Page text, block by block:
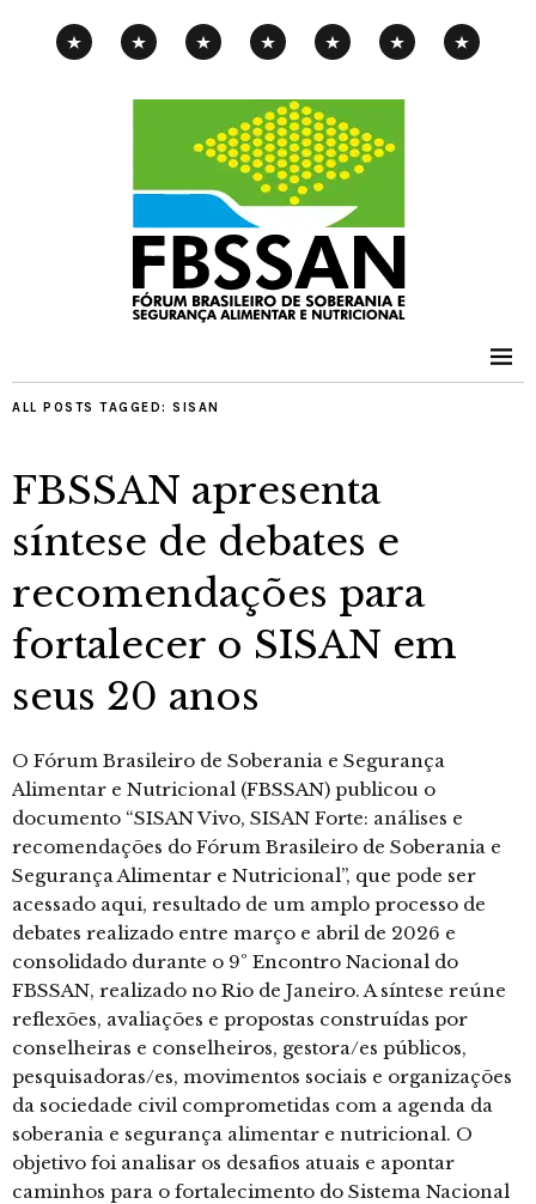
ALL POSTS TAGGED: SISAN
FBSSAN apresenta
síntese de debates e
recomendações para
fortalecer o SISAN em
seus 20 anos
O Fórum Brasileiro de Soberania e Segurança
Alimentar e Nutricional (FBSSAN) publicou o
documento “SISAN Vivo, SISAN Forte: análises e
recomendações do Fórum Brasileiro de Soberania e
Segurança Alimentar e Nutricional”, que pode ser
acessado aqui, resultado de um amplo processo de
debates realizado entre março e abril de 2026 e
consolidado durante o 9º Encontro Nacional do
FBSSAN, realizado no Rio de Janeiro. A síntese reúne
reflexões, avaliações e propostas construídas por
conselheiras e conselheiros, gestora/es públicos,
pesquisadoras/es, movimentos sociais e organizações
da sociedade civil comprometidas com a agenda da
soberania e segurança alimentar e nutricional. O
objetivo foi analisar os desafios atuais e apontar
caminhos para o fortalecimento do Sistema Nacional